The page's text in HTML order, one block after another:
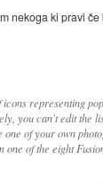
nekoga ki pravi
representing
you can't edit the
of your own
of the eight